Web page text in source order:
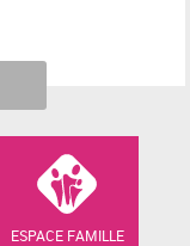
ESPACE FAMILLE